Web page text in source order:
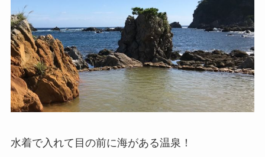
水着で入れて目の前に海がある温泉！